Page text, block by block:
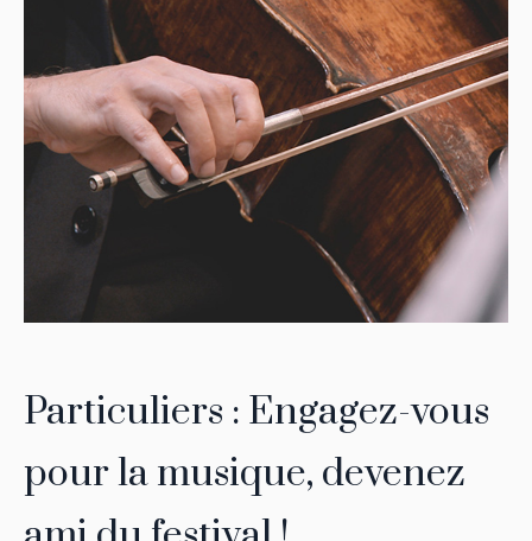
Particuliers : Engagez-vous
pour la musique, devenez